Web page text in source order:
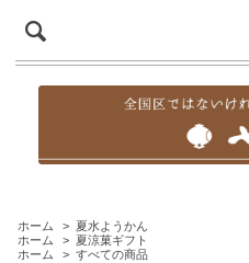
ホーム > 夏水ようかん
ホーム
> 夏涼菓ギフト
ホーム
> すべての商品